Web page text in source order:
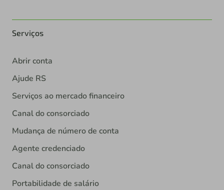
Serviços
Abrir conta
Ajude RS
Serviços ao mercado financeiro
Canal do consorciado
Mudança de número de conta
Agente credenciado
Canal do consorciado
Portabilidade de salário